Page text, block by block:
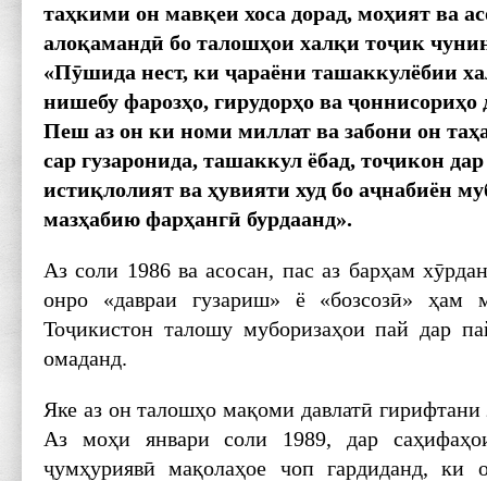
таҳкими он мавқеи хоса дорад, моҳият ва
алоқамандӣ бо талошҳои халқи тоҷик
«Пӯшида нест, ки ҷараёни ташаккулёбии
нишебу фарозҳо, гирудорҳо ва ҷоннисориҳо
Пеш аз он ки номи миллат ва забони он таҳ
сар гузаронида, ташаккул ёбад, тоҷикон дар
истиқлолият ва ҳувияти худ бо аҷнабиён
мазҳабию фарҳангӣ бурдаанд».
Аз соли 1986 ва асосан, пас аз барҳам
онро «давраи гузариш» ё «бозсозӣ» ҳам
Тоҷикистон талошу муборизаҳои пай дар
омаданд.
Яке аз он талошҳо мақоми давлатӣ
Аз моҳи январи соли 1989, дар
ҷумҳуриявӣ мақолаҳое чоп гардиданд, ки